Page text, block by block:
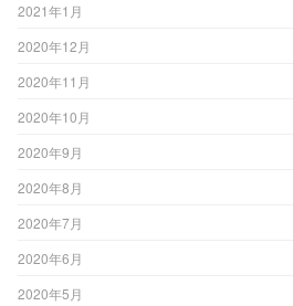
2021年1月
2020年12月
2020年11月
2020年10月
2020年9月
2020年8月
2020年7月
2020年6月
2020年5月